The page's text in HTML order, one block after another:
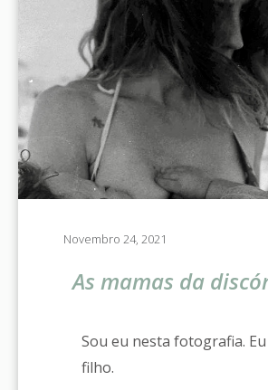
Novembro 24, 2021
As mamas da
Sou eu nesta fotografia.
filho.